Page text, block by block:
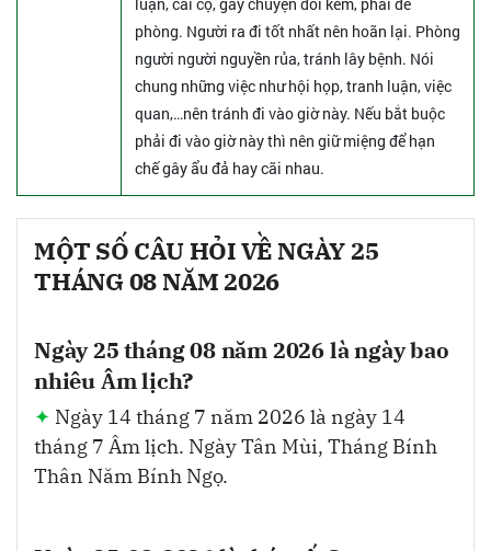
phòng. Người ra đi tốt nhất nên hoãn lại. Phòng
người người nguyền rủa, tránh lây bệnh. Nói
chung những việc như hội họp, tranh luận, việc
quan,…nên tránh đi vào giờ này. Nếu bắt buộc
phải đi vào giờ này thì nên giữ miệng để hạn
chế gây ẩu đả hay cãi nhau.
MỘT SỐ CÂU HỎI VỀ NGÀY 25
THÁNG 08 NĂM 2026
Ngày 25 tháng 08 năm 2026 là ngày bao
nhiêu Âm lịch?
Ngày 14 tháng 7 năm 2026 là ngày 14
tháng 7 Âm lịch. Ngày Tân Mùi, Tháng Bính
Thân Năm Bính Ngọ.